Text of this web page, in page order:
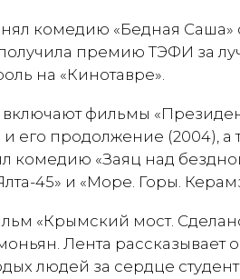
комедию «Бедная
получила премию ТЭФИ за
на «Кинотавре».
фильмы
его продолжение (2004), а
комедию «Заяц над
45» и «Море. Горы.
«Крымский мост.
Лента рассказывает
людей за сердце